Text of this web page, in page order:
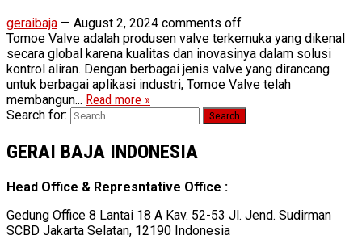
geraibaja — August 2, 2024 comments off
Tomoe Valve adalah produsen valve terkemuka yang dikenal
secara global karena kualitas dan inovasinya dalam solusi
kontrol aliran. Dengan berbagai jenis valve yang dirancang
untuk berbagai aplikasi industri, Tomoe Valve telah
membangun... Read more »
Search for:
GERAI BAJA INDONESIA
Head Office & Represntative Office :
Gedung Office 8 Lantai 18 A Kav. 52-53 Jl. Jend. Sudirman
SCBD Jakarta Selatan, 12190 Indonesia